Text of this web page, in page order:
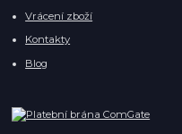
Vrácení zboží
Kontakty
Blog